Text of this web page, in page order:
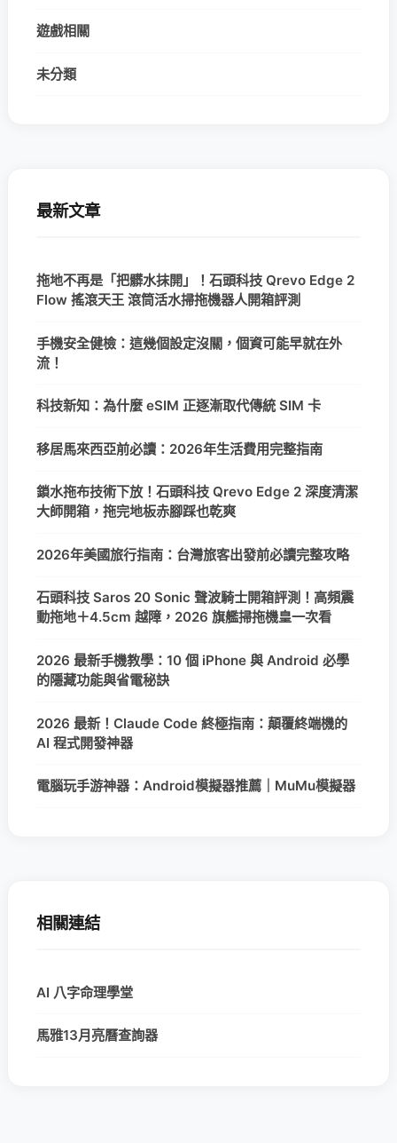
遊戲相關
未分類
最新文章
拖地不再是「把髒水抹開」！石頭科技 Qrevo Edge 2
Flow 搖滾天王 滾筒活水掃拖機器人開箱評測
手機安全健檢：這幾個設定沒關，個資可能早就在外
流！
科技新知：為什麼 eSIM 正逐漸取代傳統 SIM 卡
移居馬來西亞前必讀：2026年生活費用完整指南
鎖水拖布技術下放！石頭科技 Qrevo Edge 2 深度清潔
大師開箱，拖完地板赤腳踩也乾爽
2026年美國旅行指南：台灣旅客出發前必讀完整攻略
石頭科技 Saros 20 Sonic 聲波騎士開箱評測！高頻震
動拖地＋4.5cm 越障，2026 旗艦掃拖機皇一次看
2026 最新手機教學：10 個 iPhone 與 Android 必學
的隱藏功能與省電秘訣
2026 最新！Claude Code 終極指南：顛覆終端機的
AI 程式開發神器
電腦玩手游神器：Android模擬器推薦｜MuMu模擬器
相關連結
AI 八字命理學堂
馬雅13月亮曆查詢器